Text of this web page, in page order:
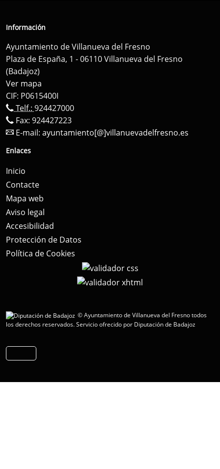
Información
Ayuntamiento de Villanueva del Fresno
Plaza de España, 1 - 06110 Villanueva del Fresno
(Badajoz)
Ver mapa
CIF: P0615400I
Telf.: 924427000
Fax: 924427223
E-mail: ayuntamiento[@]villanuevadelfresno.es
Enlaces
Inicio
Contacte
Mapa web
Aviso legal
Accesibilidad
Protección de Datos
Política de Cookies
© Ayuntamiento de Villanueva del Fresno todos
los derechos reservados.Servicio ofrecido por Diputación de Badajoz